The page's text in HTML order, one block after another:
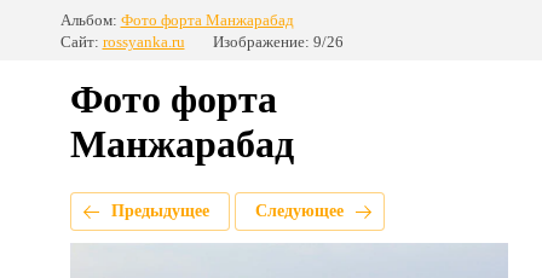
Альбом: Фото форта Манжарабад
Сайт: rossyanka.ru Изображение: 9/26
Фото форта
Манжарабад
Предыдущее Следующее